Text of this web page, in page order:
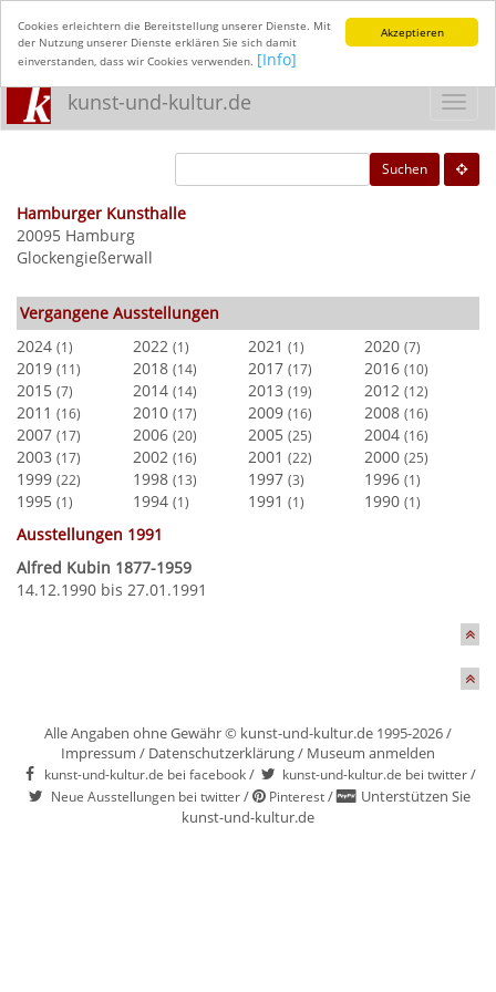
Akzeptieren
Cookies erleichtern die Bereitstellung unserer Dienste. Mit
der Nutzung unserer Dienste erklären Sie sich damit
einverstanden, dass wir Cookies verwenden. [Info]
kunst-und-kultur.de
Suchen
Hamburger Kunsthalle
20095 Hamburg
Glockengießerwall
Vergangene Ausstellungen
2024 (1) 2022 (1) 2021 (1) 2020 (7)
2019 (11) 2018 (14) 2017 (17) 2016 (10)
2015 (7) 2014 (14) 2013 (19) 2012 (12)
2011 (16) 2010 (17) 2009 (16) 2008 (16)
2007 (17) 2006 (20) 2005 (25) 2004 (16)
2003 (17) 2002 (16) 2001 (22) 2000 (25)
1999 (22) 1998 (13) 1997 (3) 1996 (1)
1995 (1) 1994 (1) 1991 (1) 1990 (1)
Ausstellungen 1991
Alfred Kubin 1877-1959
14.12.1990 bis 27.01.1991
Alle Angaben ohne Gewähr © kunst-und-kultur.de 1995-2026 /
Impressum / Datenschutzerklärung/ Museum anmelden
kunst-und-kultur.de bei facebook/ kunst-und-kultur.de bei twitter/
Neue Ausstellungen bei twitter/ Pinterest/
Unterstützen Sie
kunst-und-kultur.de